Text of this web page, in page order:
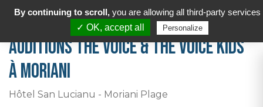
Auditions The Voice & The Voice Kids
à Moriani
Hôtel San Lucianu - Moriani Plage
By continuing to scroll, you are allowing all third-party services
✓ OK, accept all
Personalize